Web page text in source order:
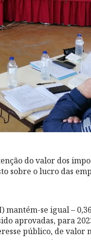
do valor dos
sobre o lucro das
se igual –
aprovadas, para
público, de